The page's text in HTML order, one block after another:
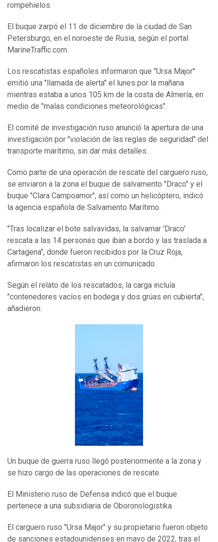
rompehielos.
El buque zarpó el 11 de diciembre de la ciudad de San
Petersburgo, en el noroeste de Rusia, según el portal
MarineTraffic.com.
Los rescatistas españoles informaron que "Ursa Major"
emitió una "llamada de alerta" el lunes por la mañana
mientras estaba a unos 105 km de la costa de Almería, en
medio de "malas condiciones meteorológicas".
El comité de investigación ruso anunció la apertura de una
investigación por "violación de las reglas de seguridad" del
transporte marítimo, sin dar más detalles.
Como parte de una operación de rescate del carguero ruso,
se enviaron a la zona el buque de salvamento "Draco" y el
buque "Clara Campoamor", así como un helicóptero, indicó
la agencia española de Salvamento Marítimo.
"Tras localizar el bote salvavidas, la salvamar 'Draco'
rescata a las 14 personas que iban a bordo y las traslada a
Cartagena", donde fueron recibidos por la Cruz Roja,
afirmaron los rescatistas en un comunicado.
Según el relato de los rescatados, la carga incluía
"contenedores vacíos en bodega y dos grúas en cubierta",
añadieron.
Un buque de guerra ruso llegó posteriormente a la zona y
se hizo cargo de las operaciones de rescate.
El Ministerio ruso de Defensa indicó que el buque
pertenece a una subsidiaria de Oboronologistika.
El carguero ruso "Ursa Major" y su propietario fueron objeto
de sanciones estadounidenses en mayo de 2022, tras el